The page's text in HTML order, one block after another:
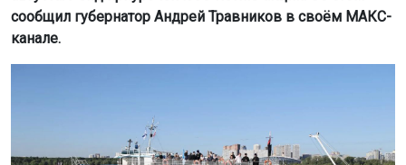
сообщил губернатор Андрей Травников в своём МАКС-
канале.